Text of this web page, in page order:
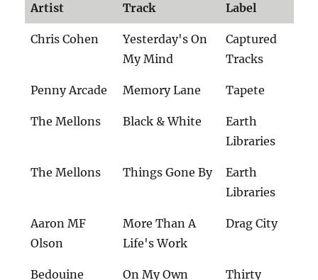
Artist Track Label
Chris Cohen
Yesterday's On
My Mind
Captured
Tracks
Penny Arcade Memory Lane Tapete
The Mellons Black & White
Earth
Libraries
The Mellons Things Gone By
Earth
Libraries
Aaron MF
Olson
More Than A
Life's Work
Drag City
Bedouine On My Own
Thirty